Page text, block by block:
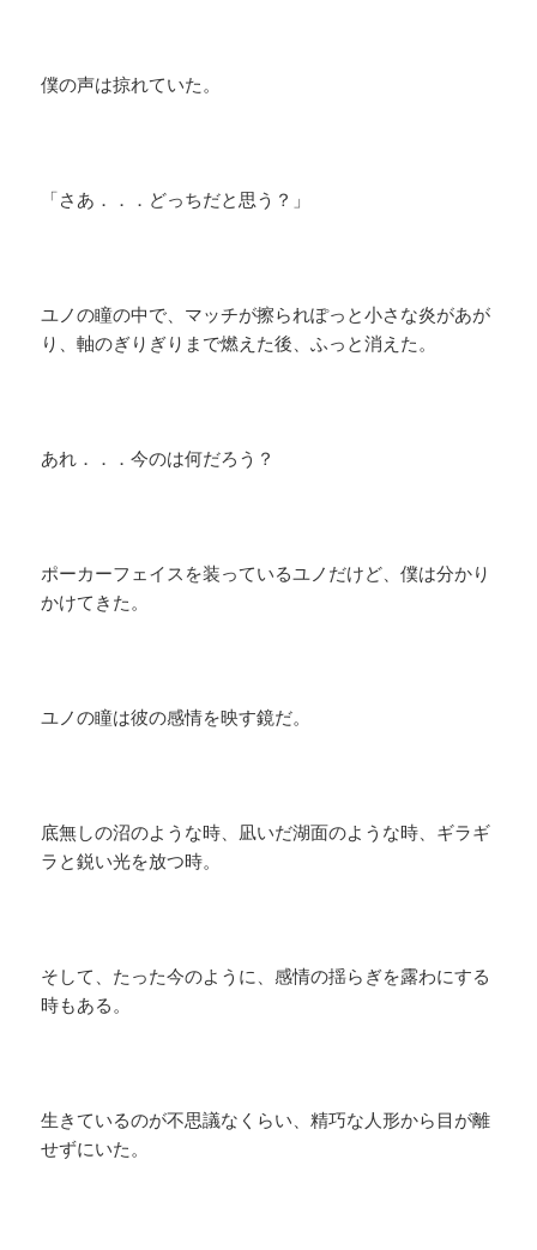
僕の声は掠れていた。
「さあ．．．どっちだと思う？」
ユノの瞳の中で、マッチが擦られぽっと小さな炎があが
り、軸のぎりぎりまで燃えた後、ふっと消えた。
あれ．．．今のは何だろう？
ポーカーフェイスを装っているユノだけど、僕は分かり
かけてきた。
ユノの瞳は彼の感情を映す鏡だ。
底無しの沼のような時、凪いだ湖面のような時、ギラギ
ラと鋭い光を放つ時。
そして、たった今のように、感情の揺らぎを露わにする
時もある。
生きているのが不思議なくらい、精巧な人形から目が離
せずにいた。